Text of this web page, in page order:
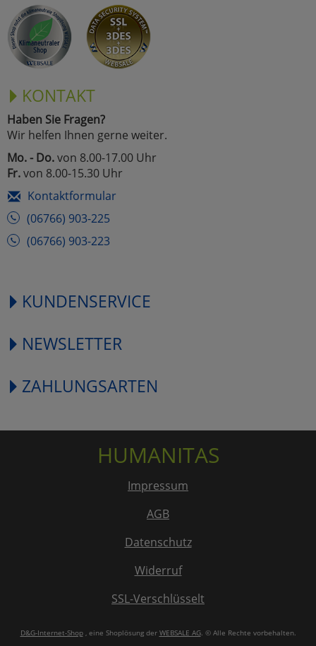
KONTAKT
Haben Sie Fragen?
Wir helfen Ihnen gerne weiter.
Mo. - Do.von 8.00-17.00 Uhr
Fr.von 8.00-15.30 Uhr
Kontaktformular
(06766) 903-225
(06766) 903-223
KUNDENSERVICE
NEWSLETTER
ZAHLUNGSARTEN
HUMANITAS
Impressum
AGB
Datenschutz
Widerruf
SSL-Verschlüsselt
D&G-Internet-Shop, eine Shoplösung der WEBSALE AG. © Alle Rechte vorbehalten.